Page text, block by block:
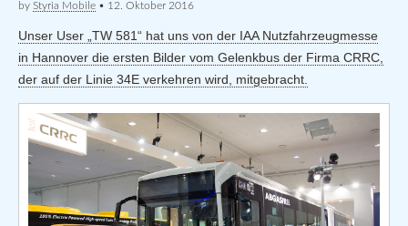
by Styria Mobile • 12. Oktober 2016
Unser User „TW 581“ hat uns von der IAA Nutzfahrzeugmesse
in Hannover die ersten Bilder vom Gelenkbus der Firma CRRC,
der auf der Linie 34E verkehren wird, mitgebracht.